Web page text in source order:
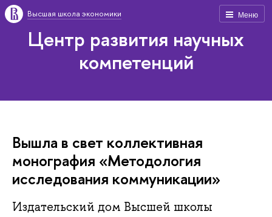
Меню
Высшая школа экономики
Центр развития научных
компетенций
Вышла в свет коллективная
монография «Методология
исследования коммуникации»
Издательский дом Высшей школы